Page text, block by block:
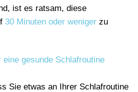
ist es ratsam, diese
30 Minuten oder weniger zu
eine gesunde Schlafroutine
Sie etwas an Ihrer Schlafroutine